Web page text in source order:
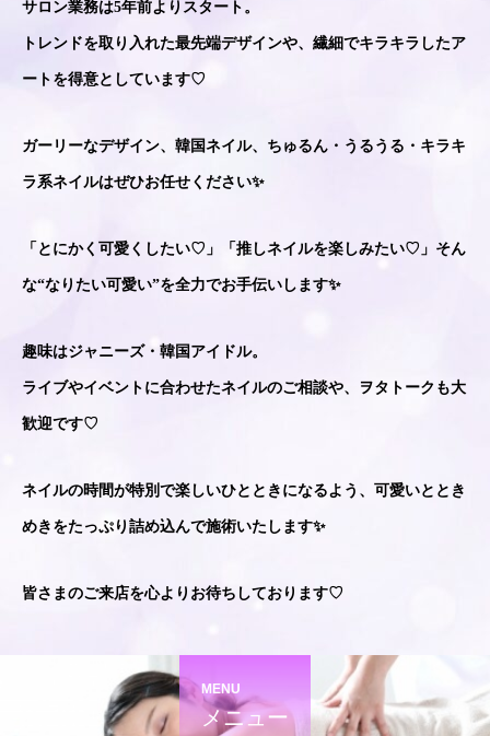
サロン業務は5年前よりスタート。
トレンドを取り入れた最先端デザインや、繊細でキラキラしたア
ートを得意としています♡
ガーリーなデザイン、韓国ネイル、ちゅるん・うるうる・キラキ
ラ系ネイルはぜひお任せください✨
「とにかく可愛くしたい♡」「推しネイルを楽しみたい♡」そん
な“なりたい可愛い”を全力でお手伝いします✨
趣味はジャニーズ・韓国アイドル。
ライブやイベントに合わせたネイルのご相談や、ヲタトークも大
歓迎です♡
ネイルの時間が特別で楽しいひとときになるよう、可愛いととき
めきをたっぷり詰め込んで施術いたします✨
皆さまのご来店を心よりお待ちしております♡
MENU
メニュー